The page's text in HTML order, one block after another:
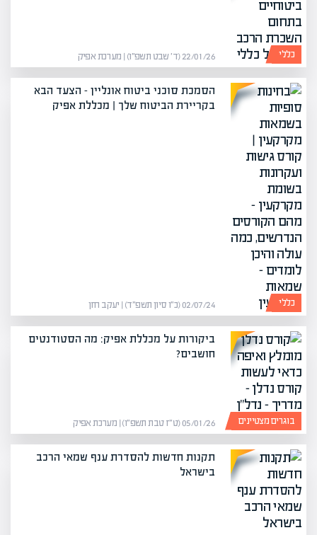
כללי 22/01/26 (ד׳ שבט תשפ״ו) | מערכת אפיק
כללי
הסמכת סוכני ביטוח אונליין – הצעד הבא
בקריירת הביטוח שלך | מכללת אפיק
02/07/24 (כ״ו סיון תשפ״ד) | יעקב חזן
בוגרים מצטיינים
ביקורות על מכללת אפיק: מה הסטודנטים
חושבים?
05/01/26 (ט״ז טבת תשפ״ו) | מערכת אפיק
תקנות חדשות להסדרת ענף שמאי הרכב
בישראל